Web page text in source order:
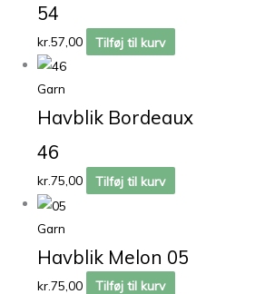
54
kr.57,00 Tilføj til kurv
Garn
Havblik Bordeaux
46
kr.75,00 Tilføj til kurv
Garn
Havblik Melon 05
kr.75,00 Tilføj til kurv